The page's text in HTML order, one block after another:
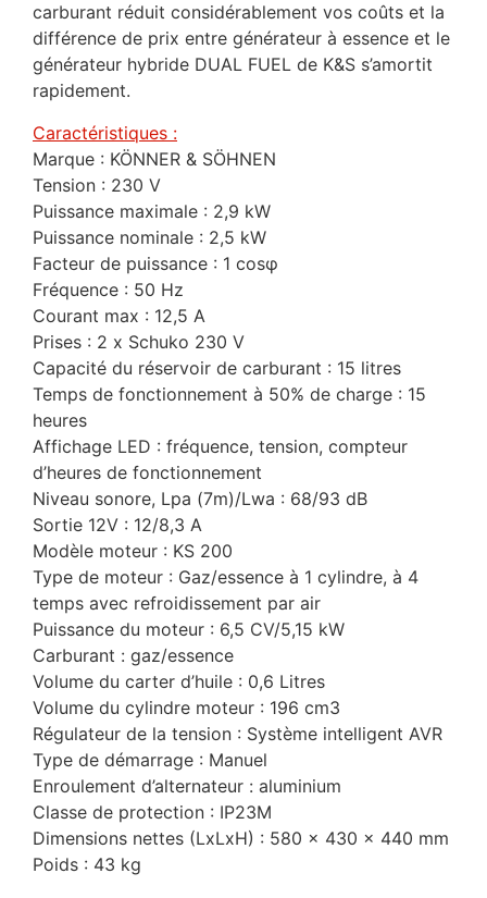
carburant réduit considérablement vos coûts et la
différence de prix entre générateur à essence et le
générateur hybride DUAL FUEL de K&S s’amortit
rapidement.
Caractéristiques :
Marque : KÖNNER & SÖHNEN
Tension : 230 V
Puissance maximale : 2,9 kW
Puissance nominale : 2,5 kW
Facteur de puissance : 1 cosφ
Fréquence : 50 Hz
Courant max : 12,5 A
Prises : 2 x Schuko 230 V
Capacité du réservoir de carburant : 15 litres
Temps de fonctionnement à 50% de charge : 15
heures
Affichage LED : fréquence, tension, compteur
d’heures de fonctionnement
Niveau sonore, Lpa (7m)/Lwa : 68/93 dB
Sortie 12V : 12/8,3 A
Modèle moteur : KS 200
Type de moteur : Gaz/essence à 1 cylindre, à 4
temps avec refroidissement par air
Puissance du moteur : 6,5 CV/5,15 kW
Carburant : gaz/essence
Volume du carter d’huile : 0,6 Litres
Volume du cylindre moteur : 196 cm3
Régulateur de la tension : Système intelligent AVR
Type de démarrage : Manuel
Enroulement d’alternateur : aluminium
Classe de protection : IP23M
Dimensions nettes (LxLxH) : 580 × 430 × 440 mm
Poids : 43 kg